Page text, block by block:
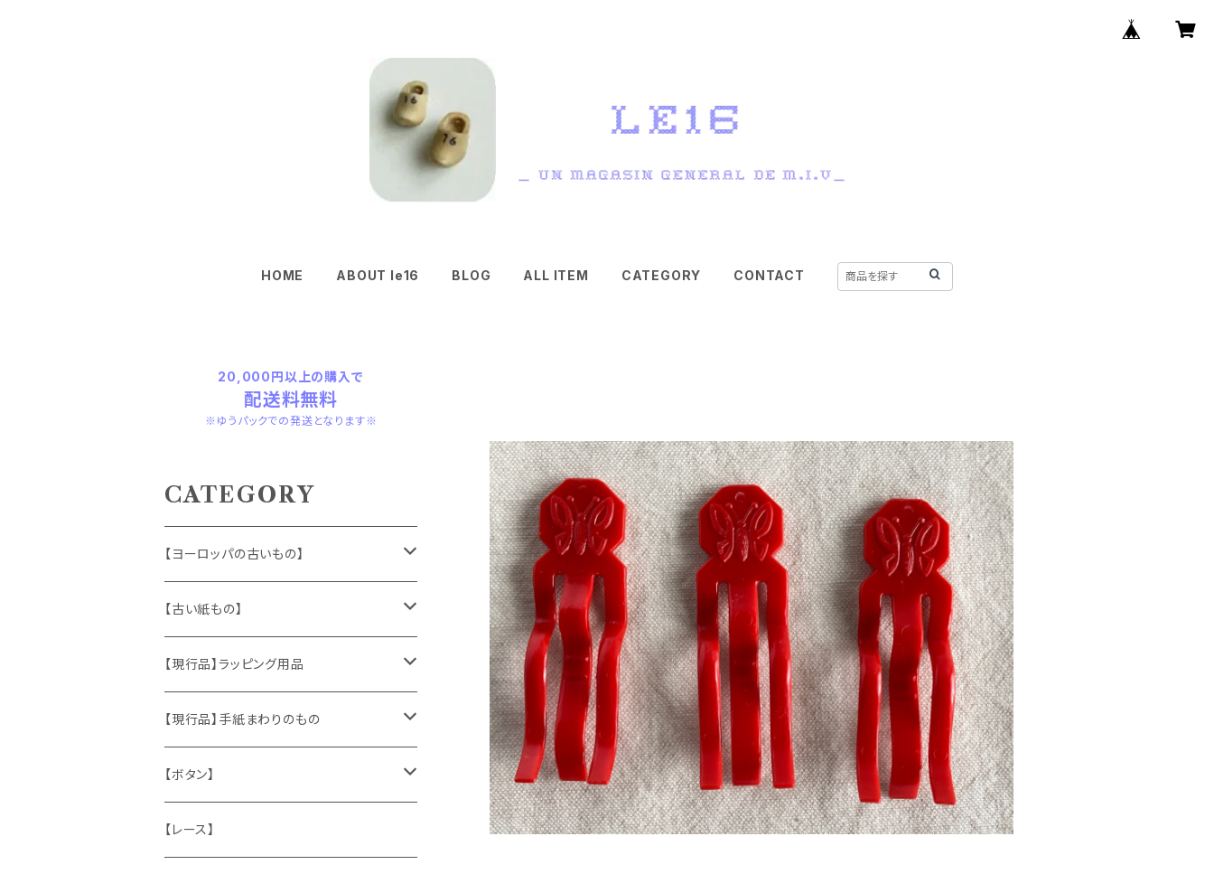
HOME ABOUT le16 BLOG ALL ITEM CATEGORY CONTACT
20,000円以上の購入で
配送料無料
※ゆうパックでの発送となります※
CATEGORY
【ヨーロッパの古いもの】
ヴィンテージアクセサリー
おもちゃ、ぬいぐるみ
くま、テディベア
うさぎ
ヴィンテージファブリック
ハンドメイド製品
お部屋に飾るもの
【古い紙もの】
切手、FDC
ポストカード、カレンダー
マッチラベル、食品ラベル
蔵書票、荷札、ビュバー、伝票
【現行品】ラッピング用品
伝票、タグ、シール
袋、ラッピングペーパー
ひも、テープ
【現行品】手紙まわりのもの
封筒、ポストカード
切手
【ボタン】
木
【レース】